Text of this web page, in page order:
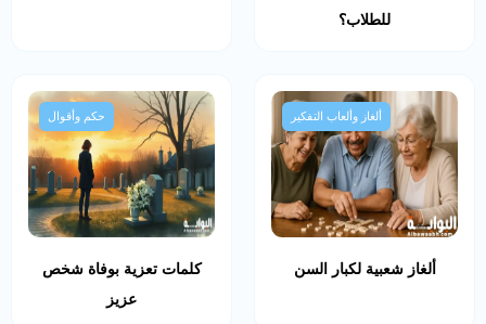
للطلاب؟
ألغاز وألعاب التفكير
ألغاز شعبية لكبار السن
حكم وأقوال
كلمات تعزية بوفاة شخص
عزيز